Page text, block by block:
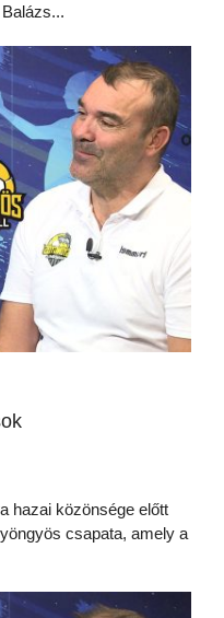
hazai közönsége előtt
csapata, amely a